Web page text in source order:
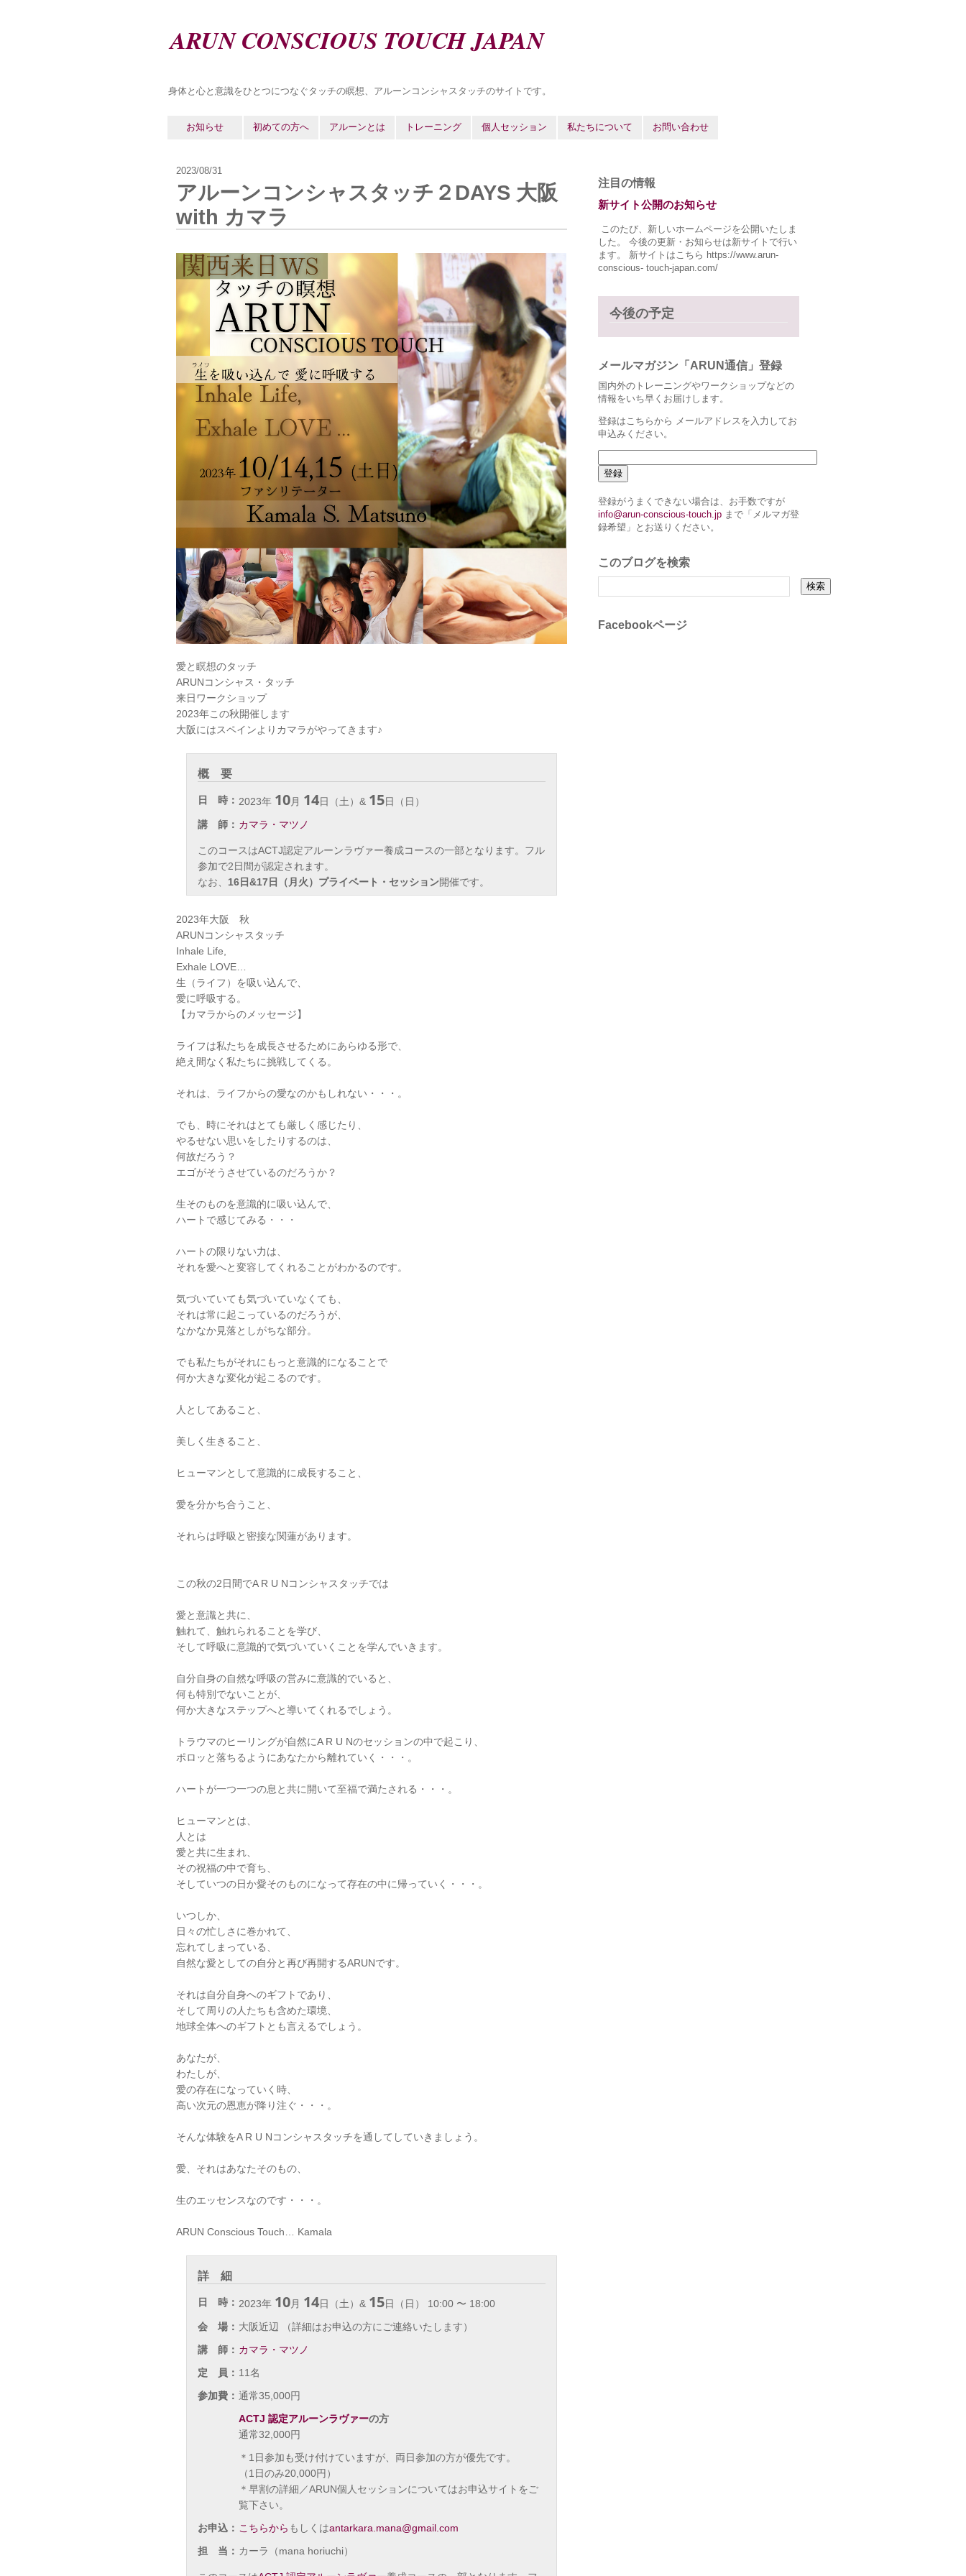
ARUN CONSCIOUS TOUCH JAPAN
身体と心と意識をひとつにつなぐタッチの瞑想、アルーンコンシャスタッチのサイトです。
お知らせ 初めての方へ アルーンとは トレーニング 個人セッション 私たちについて お問い合わせ
2023/08/31
アルーンコンシャスタッチ２DAYS 大阪
with カマラ
愛と瞑想のタッチ
ARUNコンシャス・タッチ
来日ワークショップ
2023年この秋開催します
大阪にはスペインよりカマラがやってきます♪
概 要
日 時： 2023年 10月 14日（土）& 15日（日）
講 師： カマラ・マツノ
このコースはACTJ認定アルーンラヴァー養成コースの一部となります。フル
参加で2日間が認定されます。
なお、 16日&17日（月火）プライベート・セッション開催です。
2023年大阪 秋
ARUNコンシャスタッチ
Inhale Life,
Exhale LOVE…
生（ライフ）を吸い込んで、
愛に呼吸する。
【カマラからのメッセージ】
ライフは私たちを成長させるためにあらゆる形で、
絶え間なく私たちに挑戦してくる。
それは、ライフからの愛なのかもしれない・・・。
でも、時にそれはとても厳しく感じたり、
やるせない思いをしたりするのは、
何故だろう？
エゴがそうさせているのだろうか？
生そのものを意識的に吸い込んで、
ハートで感じてみる・・・
ハートの限りない力は、
それを愛へと変容してくれることがわかるのです。
気づいていても気づいていなくても、
それは常に起こっているのだろうが、
なかなか見落としがちな部分。
でも私たちがそれにもっと意識的になることで
何か大きな変化が起こるのです。
人としてあること、
美しく生きること、
ヒューマンとして意識的に成長すること、
愛を分かち合うこと、
それらは呼吸と密接な関蓮があります。
この秋の2日間でA R U Nコンシャスタッチでは
愛と意識と共に、
触れて、触れられることを学び、
そして呼吸に意識的で気づいていくことを学んでいきます。
自分自身の自然な呼吸の営みに意識的でいると、
何も特別でないことが、
何か大きなステップへと導いてくれるでしょう。
トラウマのヒーリングが自然にA R U Nのセッションの中で起こり、
ポロッと落ちるようにあなたから離れていく・・・。
ハートが一つ一つの息と共に開いて至福で満たされる・・・。
ヒューマンとは、
人とは
愛と共に生まれ、
その祝福の中で育ち、
そしていつの日か愛そのものになって存在の中に帰っていく・・・。
いつしか、
日々の忙しさに巻かれて、
忘れてしまっている、
自然な愛としての自分と再び再開するARUNです。
それは自分自身へのギフトであり、
そして周りの人たちも含めた環境、
地球全体へのギフトとも言えるでしょう。
あなたが、
わたしが、
愛の存在になっていく時、
高い次元の恩恵が降り注ぐ・・・。
そんな体験をA R U Nコンシャスタッチを通してしていきましょう。
愛、それはあなたそのもの、
生のエッセンスなのです・・・。
ARUN Conscious Touch… Kamala
詳 細
日 時： 2023年 10月 14日（土）& 15日（日） 10:00 〜 18:00
会 場： 大阪近辺 （詳細はお申込の方にご連絡いたします）
講 師： カマラ・マツノ
定 員： 11名
参加費： 通常35,000円
ACTJ 認定アルーンラヴァーの方
通常32,000円
＊1日参加も受け付けていますが、両日参加の方が優先です。
（1日のみ20,000円）
＊早割の詳細／ARUN個人セッションについてはお申込サイトをご
覧下さい。
お申込： こちらから もしくはantarkara.mana@gmail.com
担 当： カーラ（mana horiuchi）
注目の情報
新サイト公開のお知らせ
このたび、新しいホームページを公開いたしま
した。 今後の更新・お知らせは新サイトで行い
ます。 新サイトはこちら https://www.arun-
conscious- touch-japan.com/
今後の予定
メールマガジン「ARUN通信」登録
国内外のトレーニングやワークショップなどの
情報をいち早くお届けします。
登録はこちらから メールアドレスを入力してお
申込みください。
登録がうまくできない場合は、お手数ですが
info@arun-conscious-touch.jp まで「メルマガ登
録希望」とお送りください。
このブログを検索
Facebookページ